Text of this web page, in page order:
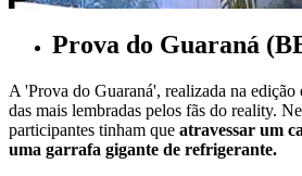
Prova do Guaraná
A 'Prova do Guaraná', realizada na edição
das mais lembradas pelos fãs do reality.
participantes tinham que atravessar um
uma garrafa gigante de refrigerante.